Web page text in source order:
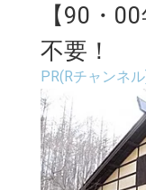
【90・
不要！
PR(Rチャンネ